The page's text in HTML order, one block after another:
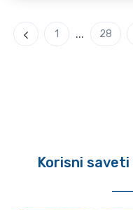
Previous
1 ... 28
Korisni saveti